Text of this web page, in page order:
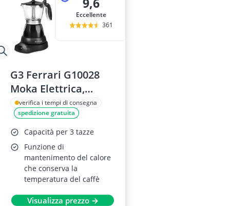
Eccellente
361
G3 Ferrari G10028
Moka Elettrica,
400W, 3 Tazze
verifica i tempi di consegna
spedizione gratuita
Capacità per 3 tazze
Funzione di
mantenimento del calore
che conserva la
temperatura del caffè
Visualizza prezzo →